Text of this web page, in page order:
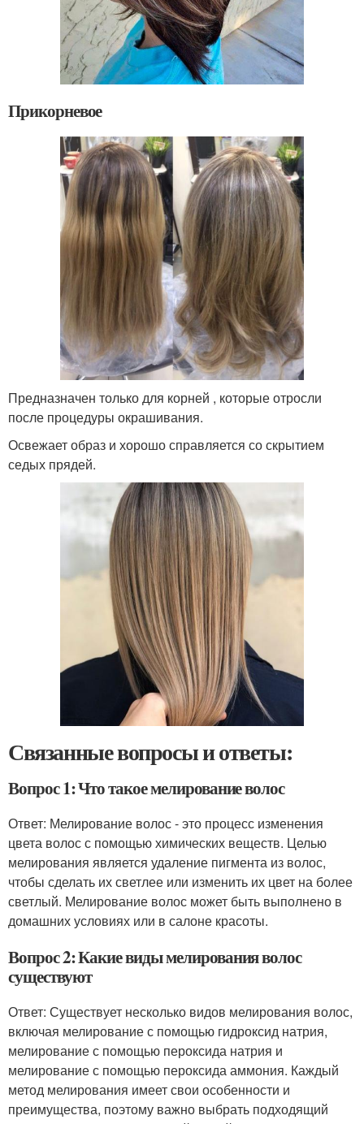
Прикорневое
Предназначен только для корней , которые отросли
после процедуры окрашивания.
Освежает образ и хорошо справляется со скрытием
седых прядей.
Связанные вопросы и ответы:
Вопрос 1: Что такое мелирование волос
Ответ: Мелирование волос - это процесс изменения
цвета волос с помощью химических веществ. Целью
мелирования является удаление пигмента из волос,
чтобы сделать их светлее или изменить их цвет на более
светлый. Мелирование волос может быть выполнено в
домашних условиях или в салоне красоты.
Вопрос 2: Какие виды мелирования волос
существуют
Ответ: Существует несколько видов мелирования волос,
включая мелирование с помощью гидроксид натрия,
мелирование с помощью пероксида натрия и
мелирование с помощью пероксида аммония. Каждый
метод мелирования имеет свои особенности и
преимущества, поэтому важно выбрать подходящий